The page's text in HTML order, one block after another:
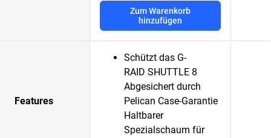
Zum Warenkorb
hinzufügen
Features
Schützt das G-
RAID SHUTTLE 8
Abgesichert durch
Pelican Case-Garantie
Haltbarer
Spezialschaum für